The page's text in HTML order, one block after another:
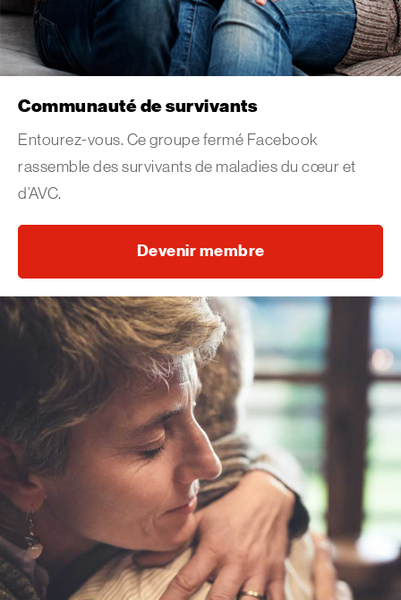
Communauté de survivants
Entourez-vous. Ce groupe fermé Facebook
rassemble des survivants de maladies du cœur et
d’AVC.
Devenir membre